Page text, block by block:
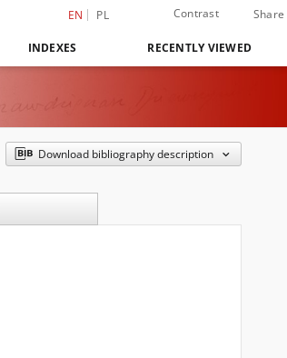
EN PL Contrast Share
INDEXES RECENTLY VIEWED
Download bibliography description